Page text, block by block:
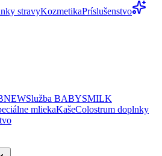
stravyKozmetikaPríslušenstvo
NEWSlužba BABYSMILK
mliekaKašeColostrum doplnky